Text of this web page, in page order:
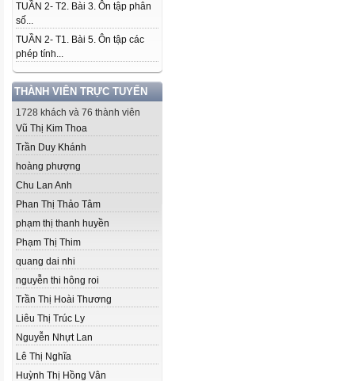
TUẦN 2- T2. Bài 3. Ôn tập phân
số...
TUẦN 2- T1. Bài 5. Ôn tập các
phép tính...
THÀNH VIÊN TRỰC TUYẾN
1728 khách và 76 thành viên
Vũ Thị Kim Thoa
Trần Duy Khánh
hoàng phượng
Chu Lan Anh
Phan Thị Thảo Tâm
phạm thị thanh huyền
Phạm Thị Thim
quang dai nhi
nguyễn thi hông roi
Trần Thị Hoài Thương
Liêu Thị Trúc Ly
Nguyễn Nhựt Lan
Lê Thị Nghĩa
Huỳnh Thị Hồng Vân